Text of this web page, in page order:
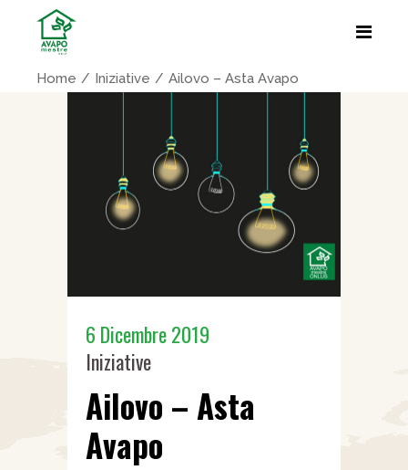
Home Iniziative Ailovo – Asta Avapo
6 Dicembre 2019
Iniziative
Ailovo – Asta
Avapo